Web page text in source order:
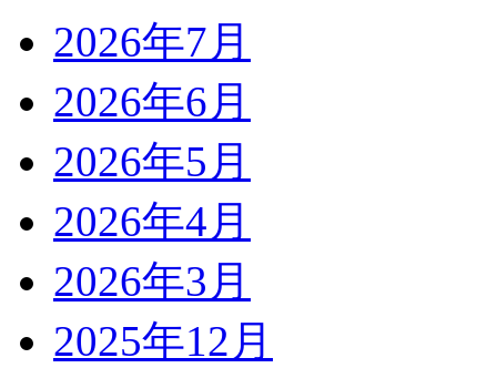
2026年7月
2026年6月
2026年5月
2026年4月
2026年3月
2025年12月